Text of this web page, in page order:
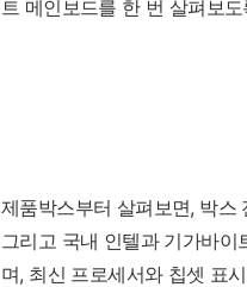
트 메인보드를 한 번 살펴보
제품박스부터 살펴보면, 박스
그리고 국내 인텔과 기가바
며, 최신 프로세서와 칩셋 표